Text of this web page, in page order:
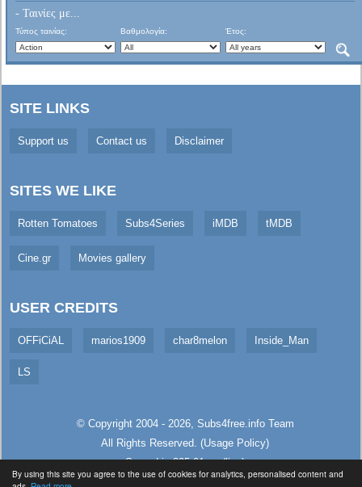
By using this site you agree to the use of cookies for analytics, personalised content and
- Ταινίες με...
Τύπος ταινίας: Βαθμολογία: Έτος:
SITE LINKS
Support us Contact us Disclaimer
SITES WE LIKE
Rotten Tomatoes Subs4Series iMDB tMDB
Cine.gr Movies gallery
USER CREDITS
OFFiCiAL marios1909 char8melon Inside_Man
LS
© Copyright 2004 - 2026, Subs4free.infoTeam
All Rights Reserved. (Usage Policy)
Served in 305.91ms (live)